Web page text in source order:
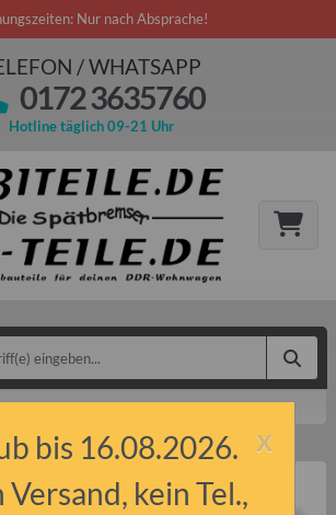
Nur nach Absprache!
/ WHATSAPP
0172 3635760
Hotline täglich 09-21 Uhr
x
bis 16.08.2026.
Versand, kein Tel.,